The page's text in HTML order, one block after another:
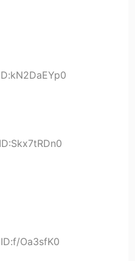
Oa3sfK0